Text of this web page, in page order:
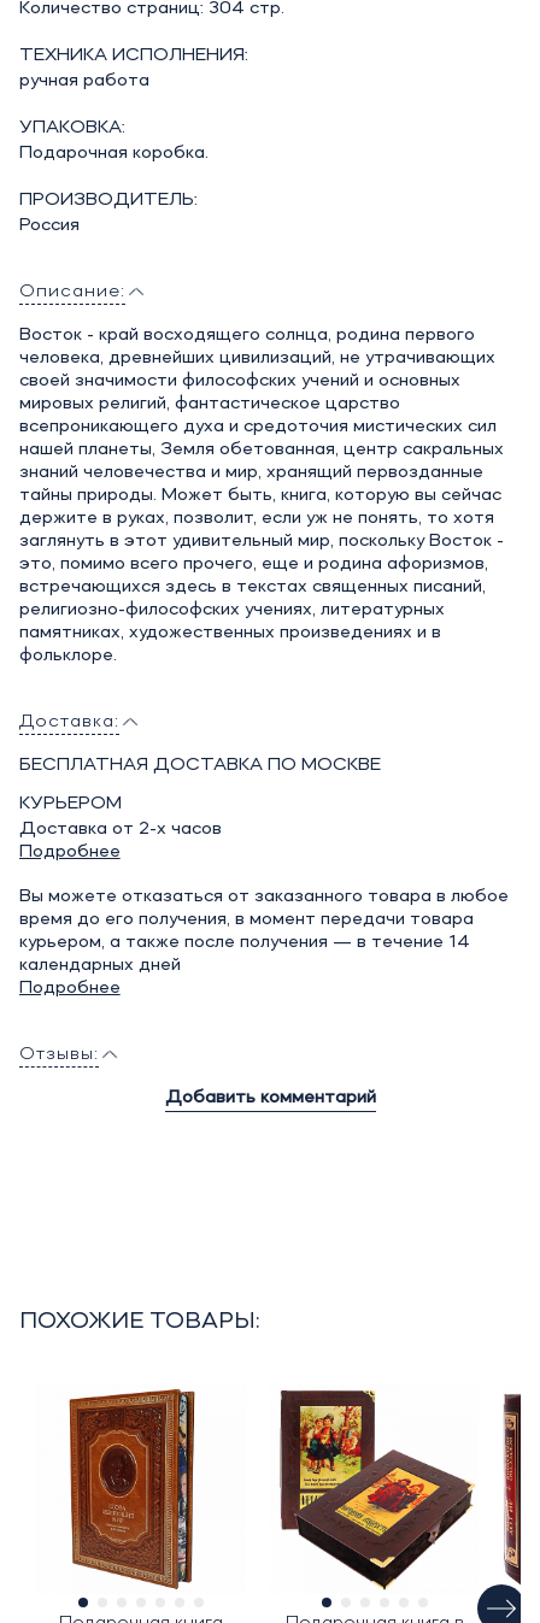
Количество страниц: 304 стр.
ТЕХНИКА ИСПОЛНЕНИЯ:
ручная работа
УПАКОВКА:
Подарочная коробка.
ПРОИЗВОДИТЕЛЬ:
Россия
Описание:
Восток - край восходящего солнца, родина первого
человека, древнейших цивилизаций, не утрачивающих
своей значимости философских учений и основных
мировых религий, фантастическое царство
всепроникающего духа и средоточия мистических сил
нашей планеты, Земля обетованная, центр сакральных
знаний человечества и мир, хранящий первозданные
тайны природы. Может быть, книга, которую вы сейчас
держите в руках, позволит, если уж не понять, то хотя
заглянуть в этот удивительный мир, поскольку Восток -
это, помимо всего прочего, еще и родина афоризмов,
встречающихся здесь в текстах священных писаний,
религиозно-философских учениях, литературных
памятниках, художественных произведениях и в
фольклоре.
Доставка:
БЕСПЛАТНАЯ ДОСТАВКА ПО МОСКВЕ
КУРЬЕРОМ
Доставка от 2-х часов
Подробнее
Вы можете отказаться от заказанного товара в любое
время до его получения, в момент передачи товара
курьером, а также после получения — в течение 14
календарных дней
Подробнее
Отзывы:
Добавить комментарий
ПОХОЖИЕ ТОВАРЫ: